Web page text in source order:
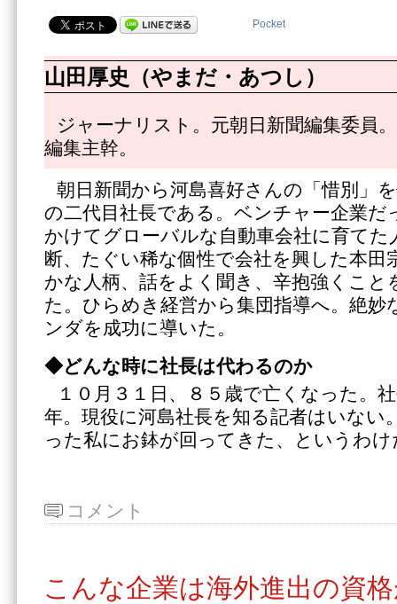
Pocket
山田厚史（やまだ・あつし）
ジャーナリスト。元朝日新聞編集委員
編集主幹。
朝日新聞から河島喜好さんの「惜別」
の二代目社長である。ベンチャー企業だ
かけてグローバルな自動車会社に育て
断、たぐい稀な個性で会社を興した本田
かな人柄、話をよく聞き、辛抱強くこと
た。ひらめき経営から集団指導へ。絶
ンダを成功に導いた。
◆どんな時に社長は代わるのか
１０月３１日、８５歳で亡くなった。
年。現役に河島社長を知る記者はいない
った私にお鉢が回ってきた、というわけ
コメント
こんな企業は海外進出の資